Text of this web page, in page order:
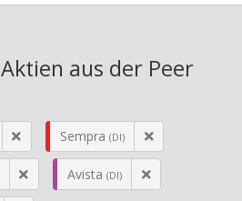
aus der Peer
Sempra (DI)
Avista (DI)